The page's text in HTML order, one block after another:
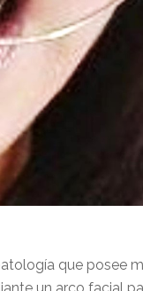
que posee
un arco facial